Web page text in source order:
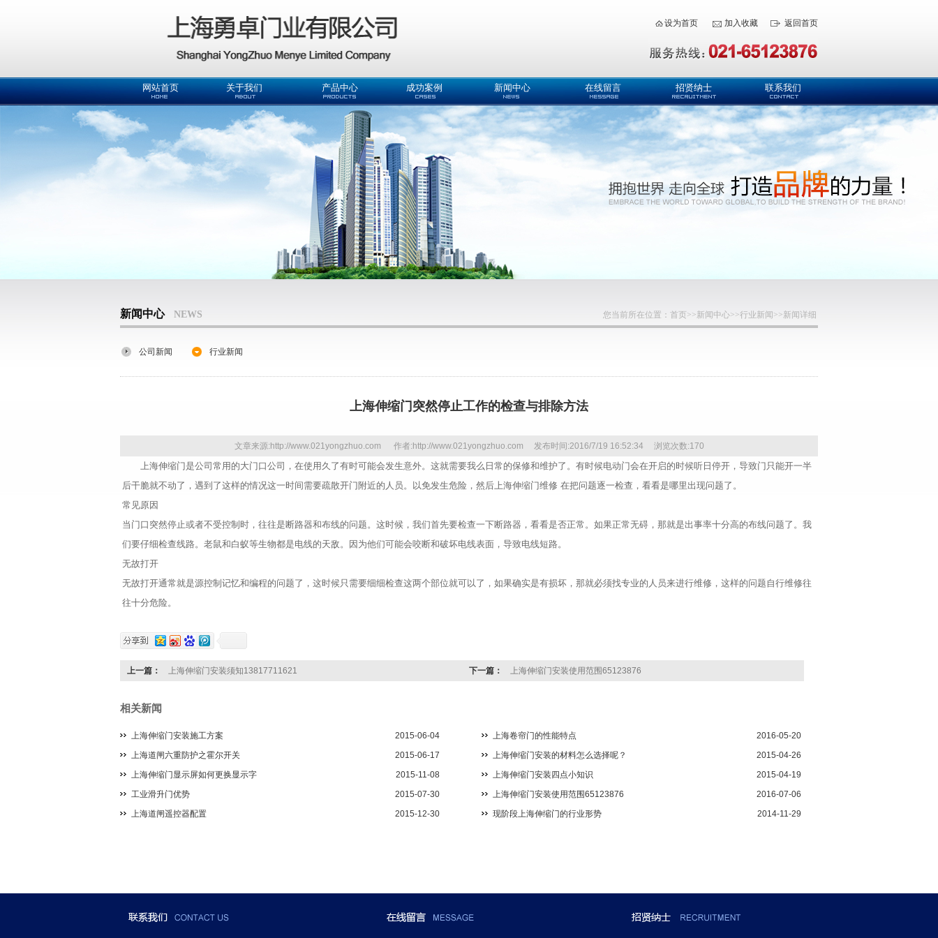
设为首页 加入收藏 返回首页
网站首页 关于我们 产品中心 成功案例 新闻中心 在线留言 招贤纳士 联系我们
新闻中心 NEWS 您当前所在位置： 首页>>新闻中心>>行业新闻 >>新闻详细
公司新闻 行业新闻
上海伸缩门突然停止工作的检查与排除方法
文章来源:http://www.021yongzhuo.com 作者:http://www.021yongzhuo.com 发布时间:2016/7/19 16:52:34 浏览次数:170
上海伸缩门是公司常用的大门口公司，在使用久了有时可能会发生意外。这就需要我么日常的保修和维护了。有时候电动门会在开启的时候听日停开，导致门只能开一半
后干脆就不动了，遇到了这样的情况这一时间需要疏散开门附近的人员。以免发生危险，然后上海伸缩门维修 在把问题逐一检查，看看是哪里出现问题了。
常见原因
当门口突然停止或者不受控制时，往往是断路器和布线的问题。这时候，我们首先要检查一下断路器，看看是否正常。如果正常无碍，那就是出事率十分高的布线问题了。我
们要仔细检查线路。老鼠和白蚁等生物都是电线的天敌。因为他们可能会咬断和破坏电线表面，导致电线短路。
无故打开
无故打开通常就是源控制记忆和编程的问题了，这时候只需要细细检查这两个部位就可以了，如果确实是有损坏，那就必须找专业的人员来进行维修，这样的问题自行维修往
往十分危险。
上一篇： 上海伸缩门安装须知13817711621 下一篇： 上海伸缩门安装使用范围65123876
相关新闻
2015-06-04
上海伸缩门安装施工方案 2016-05-20
上海卷帘门的性能特点
2015-06-17
上海道闸六重防护之霍尔开关 2015-04-26
上海伸缩门安装的材料怎么选择呢？
2015-11-08
上海伸缩门显示屏如何更换显示字 2015-04-19
上海伸缩门安装四点小知识
2015-07-30
工业滑升门优势 2016-07-06
上海伸缩门安装使用范围65123876
2015-12-30
上海道闸遥控器配置 2014-11-29
现阶段上海伸缩门的行业形势